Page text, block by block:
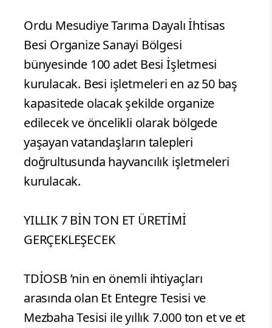
Ordu Mesudiye Tarıma Dayalı İhtisas
Besi Organize Sanayi Bölgesi
bünyesinde 100 adet Besi İşletmesi
kurulacak. Besi işletmeleri en az 50 baş
kapasitede olacak şekilde organize
edilecek ve öncelikli olarak bölgede
yaşayan vatandaşların talepleri
doğrultusunda hayvancılık işletmeleri
kurulacak.
YILLIK 7 BİN TON ET ÜRETİMİ
GERÇEKLEŞECEK
TDİOSB ’nin en önemli ihtiyaçları
arasında olan Et Entegre Tesisi ve
Mezbaha Tesisi ile yıllık 7.000 ton et ve et